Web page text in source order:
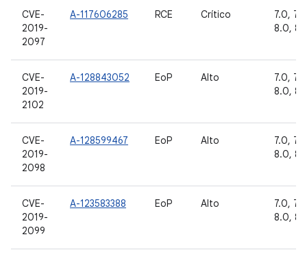
CVE-
2019-
2097
A-117606285 RCE Crítico
7.0,
8.0,
CVE-
2019-
2102
A-128843052 EoP Alto
7.0,
8.0,
CVE-
2019-
2098
A-128599467 EoP Alto
7.0,
8.0,
CVE-
2019-
2099
A-123583388 EoP Alto
7.0,
8.0,